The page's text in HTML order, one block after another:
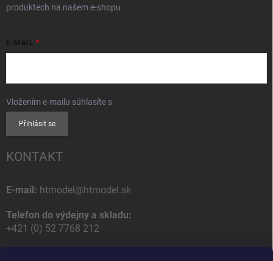
produktech na našem e-shopu.
E-MAIL
Vložením e-mailu súhlasíte s
Přihlásit se
KONTAKT
E-mail: htmodel@htmodel.sk
Telefon do výdejny a skladu:
+421 (0) 52 7768 212